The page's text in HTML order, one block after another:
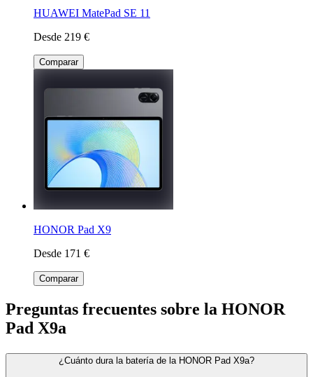
HUAWEI MatePad SE 11
Desde 219 €
Comparar
HONOR Pad X9
Desde 171 €
Comparar
Preguntas frecuentes sobre la HONOR
Pad X9a
¿Cuánto dura la batería de la HONOR Pad X9a?